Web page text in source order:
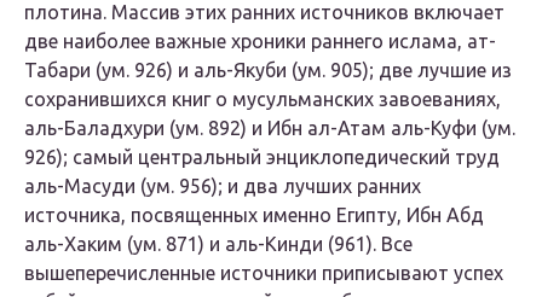
плотина. Массив этих ранних источников включает
две наиболее важные хроники раннего ислама, ат-
Табари (ум. 926) и аль-Якуби (ум. 905); две лучшие из
сохранившихся книг о мусульманских завоеваниях,
аль-Баладхури (ум. 892) и Ибн ал-Атам аль-Куфи (ум.
926); самый центральный энциклопедический труд
аль-Масуди (ум. 956); и два лучших ранних
источника, посвященных именно Египту, Ибн Абд
аль-Хаким (ум. 871) и аль-Кинди (961). Все
вышеперечисленные источники приписывают успех